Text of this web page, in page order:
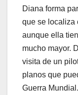
Diana forma
que se localiza
aunque ella
mucho mayor.
visita de un
planos que
Guerra